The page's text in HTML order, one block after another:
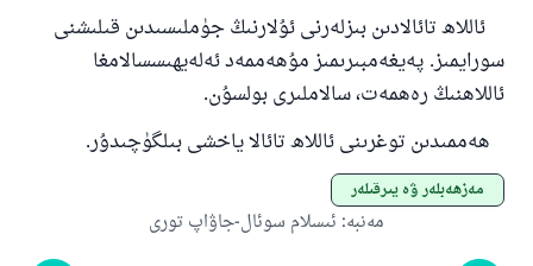
ئاللاھ تائالادىن بىزلەرنى ئۇلارنىڭ جۈملىسىدىن قىلىشنى
سورايمىز. پەيغەمبىرىمىز مۇھەممەد ئەلەيھىسسالامغا
ئاللاھنىڭ رەھمەت، سالاملىرى بولسۇن.
ھەممىدىن توغرىنى ئاللاھ تائالا ياخشى بىلگۈچىدۇر.
مەزھەبلەر ۋە پىرقىلەر
مەنبە: ئىسلام سوئال-جاۋاپ تورى